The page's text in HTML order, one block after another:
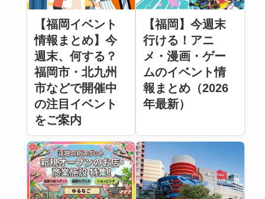
【福岡イベント
情報まとめ】今
週末、何する？
福岡市・北九州
市などで開催中
の注目イベント
をご案内
【福岡】今週末
行ける！アニ
メ・漫画・ゲー
ムのイベント情
報まとめ（2026
年最新）